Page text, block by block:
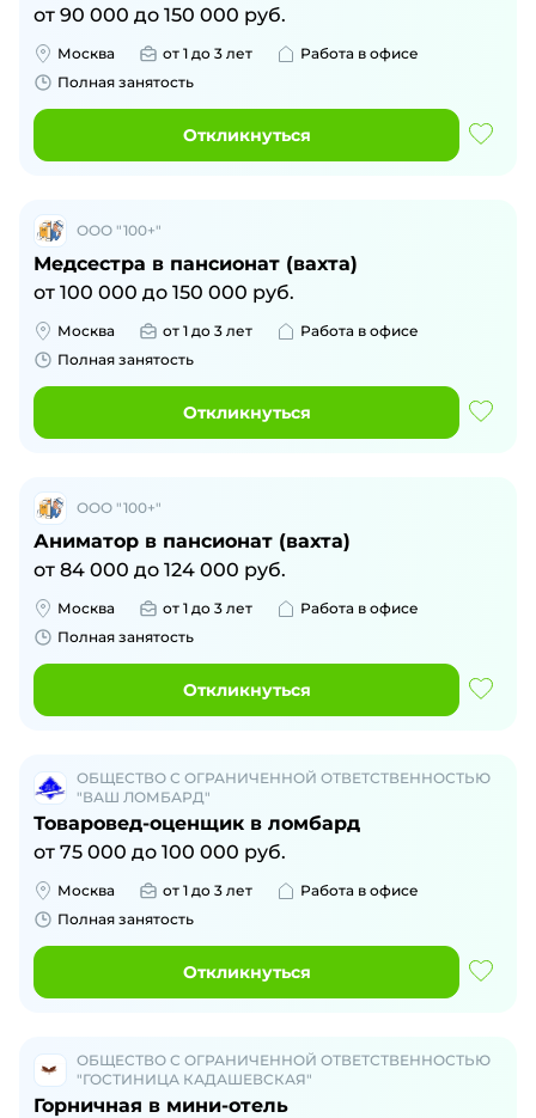
от 90 000 до 150 000 руб.
Москва от 1 до 3 лет
Работа в офисе
Полная занятость
Откликнуться
ООО "100+"
Медсестра в пансионат (вахта)
от 100 000 до 150 000 руб.
Москва от 1 до 3 лет
Работа в офисе
Полная занятость
Откликнуться
ООО "100+"
Аниматор в пансионат (вахта)
от 84 000 до 124 000 руб.
Москва от 1 до 3 лет
Работа в офисе
Полная занятость
Откликнуться
ОБЩЕСТВО С ОГРАНИЧЕННОЙ ОТВЕТСТВЕННОСТЬЮ
"ВАШ ЛОМБАРД"
Товаровед-оценщик в ломбард
от 75 000 до 100 000 руб.
Москва от 1 до 3 лет
Работа в офисе
Полная занятость
Откликнуться
ОБЩЕСТВО С ОГРАНИЧЕННОЙ ОТВЕТСТВЕННОСТЬЮ
"ГОСТИНИЦА КАДАШЕВСКАЯ"
Горничная в мини-отель